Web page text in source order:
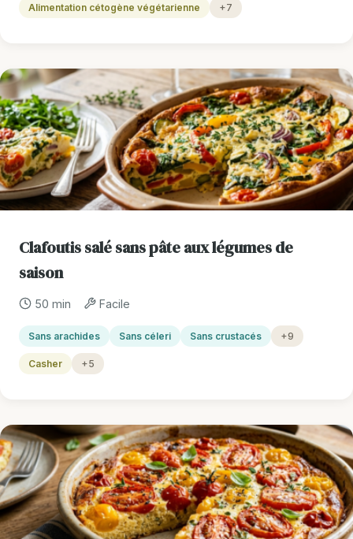
Alimentation cétogène végétarienne +7
Clafoutis salé sans pâte aux légumes de
saison
50 min Facile
Sans arachides Sans céleri Sans crustacés +9
Casher +5